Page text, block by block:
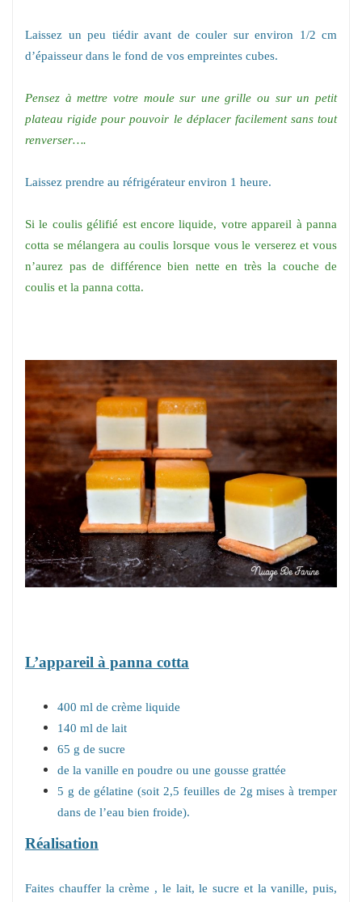
Laissez un peu tiédir avant de couler sur environ 1/2 cm
d’épaisseur dans le fond de vos empreintes cubes.
Pensez à mettre votre moule sur une grille ou sur un petit
plateau rigide pour pouvoir le déplacer facilement sans tout
renverser….
Laissez prendre au réfrigérateur environ 1 heure.
Si le coulis gélifié est encore liquide, votre appareil à panna
cotta se mélangera au coulis lorsque vous le verserez et vous
n’aurez pas de différence bien nette en très la couche de
coulis et la panna cotta.
L’appareil à panna cotta
400 ml de crème liquide
140 ml de lait
65 g de sucre
de la vanille en poudre ou une gousse grattée
5 g de gélatine (soit 2,5 feuilles de 2g mises à tremper
dans de l’eau bien froide).
Réalisation
Faites chauffer la crème , le lait, le sucre et la vanille, puis,